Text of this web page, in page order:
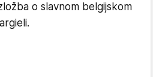
o slavnom belgijskom